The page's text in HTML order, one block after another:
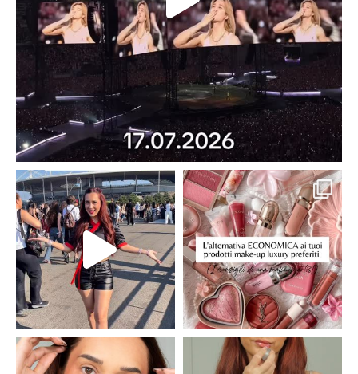
claudiaadina_mua claudiaadina_mua
claudiaadina_mua claudiaadina_mua